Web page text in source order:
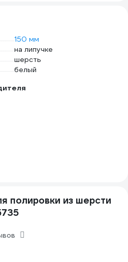
150 мм
на липучке
шерсть
белый
полировки из шерсти